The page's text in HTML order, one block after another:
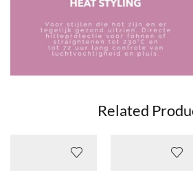
Related